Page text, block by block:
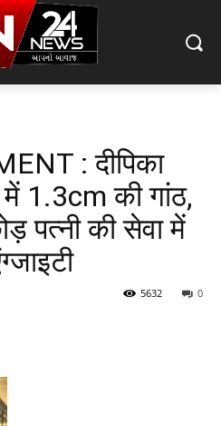
: दीपिका
1.3cm की गांठ,
पत्नी की सेवा में
0
5632